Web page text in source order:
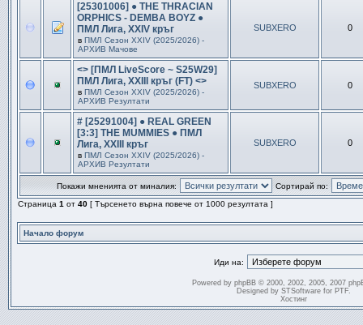
[25301006] ● THE THRACIAN
ORPHICS - DEMBA BOYZ ●
ПМЛ Лига, XXIV кръг
в ПМЛ Сезон ХXIV (2025/2026) -
АРХИВ Мачове
SUBXERO 0
<> [ПМЛ LiveScore ~ S25W29]
ПМЛ Лига, XXIII кръг (FT) <>
в ПМЛ Сезон ХXIV (2025/2026) -
АРХИВ Резултати
SUBXERO 0
# [25291004] ● REAL GREEN
[3:3] THE MUMMIES ● ПМЛ
Лига, XXIII кръг
в ПМЛ Сезон ХXIV (2025/2026) -
АРХИВ Резултати
SUBXERO 0
Покажи мненията от миналия:
Сортирай по:
Страница 1 от 40 [ Търсенето върна повече от 1000 резултата ]
Начало форум
Иди на:
Powered by phpBB© 2000, 2002, 2005, 2007
Designed by STSoftwarefor PTF.
Хостинг